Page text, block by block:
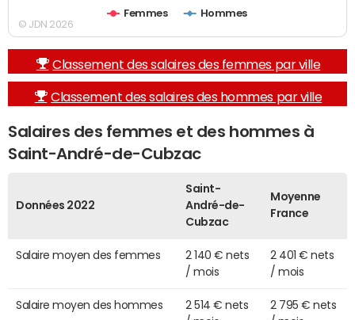
Femmes Hommes
© JDN 2026
Classement des salaires des femmes par ville
Classement des salaires des hommes par ville
Salaires des femmes et des hommes à
Saint-André-de-Cubzac
Données 2022
Saint-
André-de-
Cubzac
Moyenne
France
Salaire moyen des femmes
2 140 € nets
/ mois
2 401 € nets
/ mois
Salaire moyen des hommes
2 514 € nets
2 795 € nets